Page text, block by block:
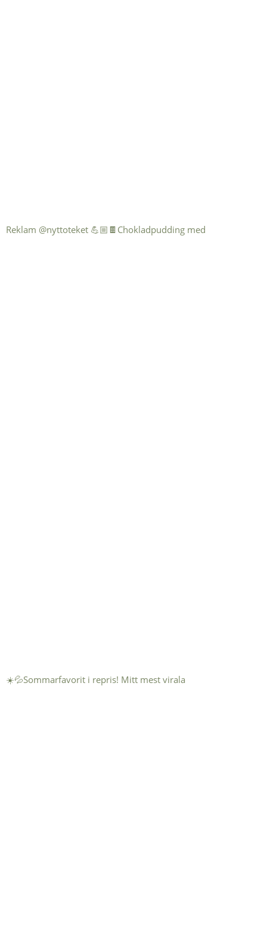
Reklam @nyttoteket 💪🏼🍫Chokladpudding med
☀️💦Sommarfavorit i repris! Mitt mest virala